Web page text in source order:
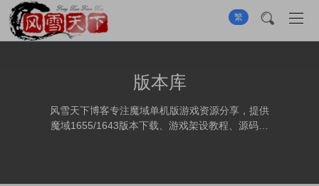
繁
版本库
风雪天下博客专注魔域单机版游戏资源分享，提供
魔域1655/1643版本下载、游戏架设教程、源码分